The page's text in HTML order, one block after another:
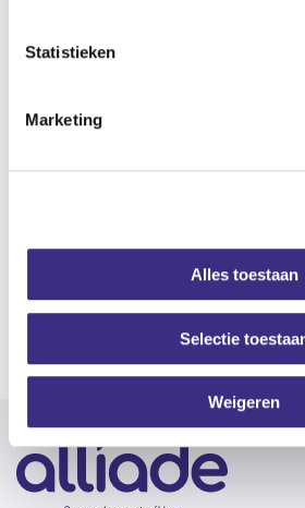
Statistieken
Marketing
Alles toestaan
Selectie
Weigeren
Kenmerken
Subcategorieën